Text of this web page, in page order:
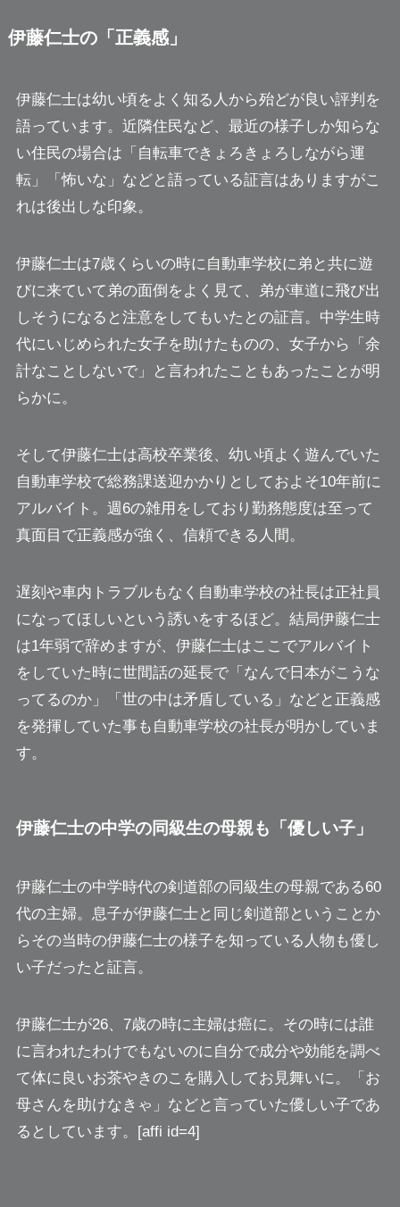
伊藤仁士の「正義感」
伊藤仁士は幼い頃をよく知る人から殆どが良い評判を
語っています。近隣住民など、最近の様子しか知らな
い住民の場合は「自転車できょろきょろしながら運
転」「怖いな」などと語っている証言はありますがこ
れは後出しな印象。
伊藤仁士は7歳くらいの時に自動車学校に弟と共に遊
びに来ていて弟の面倒をよく見て、弟が車道に飛び出
しそうになると注意をしてもいたとの証言。中学生時
代にいじめられた女子を助けたものの、女子から「余
計なことしないで」と言われたこともあったことが明
らかに。
そして伊藤仁士は高校卒業後、幼い頃よく遊んでいた
自動車学校で総務課送迎かかりとしておよそ10年前に
アルバイト。週6の雑用をしており勤務態度は至って
真面目で正義感が強く、信頼できる人間。
遅刻や車内トラブルもなく自動車学校の社長は正社員
になってほしいという誘いをするほど。結局伊藤仁士
は1年弱で辞めますが、伊藤仁士はここでアルバイト
をしていた時に世間話の延長で「なんで日本がこうな
ってるのか」「世の中は矛盾している」などと正義感
を発揮していた事も自動車学校の社長が明かしていま
す。
伊藤仁士の中学の同級生の母親も「優しい子」
伊藤仁士の中学時代の剣道部の同級生の母親である60
代の主婦。息子が伊藤仁士と同じ剣道部ということか
らその当時の伊藤仁士の様子を知っている人物も優し
い子だったと証言。
伊藤仁士が26、7歳の時に主婦は癌に。その時には誰
に言われたわけでもないのに自分で成分や効能を調べ
て体に良いお茶やきのこを購入してお見舞いに。「お
母さんを助けなきゃ」などと言っていた優しい子であ
るとしています。[affi id=4]